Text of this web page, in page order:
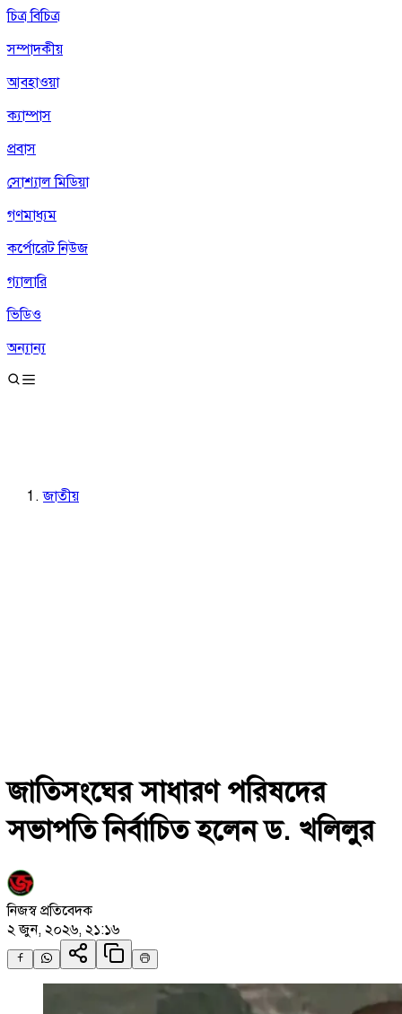
চিত্র বিচিত্র
সম্পাদকীয়
আবহাওয়া
ক্যাম্পাস
প্রবাস
সোশ্যাল মিডিয়া
গণমাধ্যম
কর্পোরেট নিউজ
গ্যালারি
ভিডিও
অন্যান্য
জাতীয়
জাতিসংঘের সাধারণ পরিষদের
সভাপতি নির্বাচিত হলেন ড. খলিলুর
নিজস্ব প্রতিবেদক
২ জুন, ২০২৬, ২১:১৬